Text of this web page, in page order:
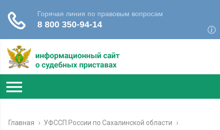
Главная › УФССП России по Сахалинской области
›